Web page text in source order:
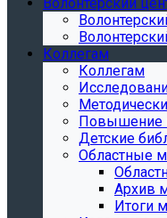
Коллегам
Коллегам
Повышение
Детские
Областные
Архив
Итоги